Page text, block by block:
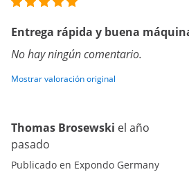
Entrega rápida y buena
No hay ningún comentario.
Mostrar valoración original
Thomas Brosewski el año
pasado
Publicado en Expondo Germany